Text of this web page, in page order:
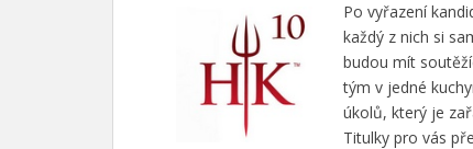
Po vyřazení
každý z nich si
budou mít
tým v jedné
úkolů, který je
Titulky pro vás